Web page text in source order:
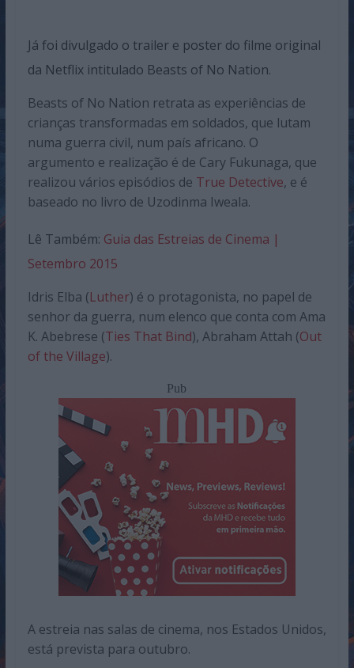
Já foi divulgado o trailer e poster do filme original
da Netflix intitulado Beasts of No Nation.
Beasts of No Nation retrata as experiências de
crianças transformadas em soldados, que lutam
numa guerra civil, num país africano. O
argumento e realização é de Cary Fukunaga, que
realizou vários episódios de True Detective, e é
baseado no livro de Uzodinma Iweala.
Lê Também: Guia das Estreias de Cinema |
Setembro 2015
Idris Elba (Luther) é o protagonista, no papel de
senhor da guerra, num elenco que conta com Ama
K. Abebrese (Ties That Bind), Abraham Attah (Out
of the Village).
Pub
A estreia nas salas de cinema, nos Estados Unidos,
está prevista para outubro.